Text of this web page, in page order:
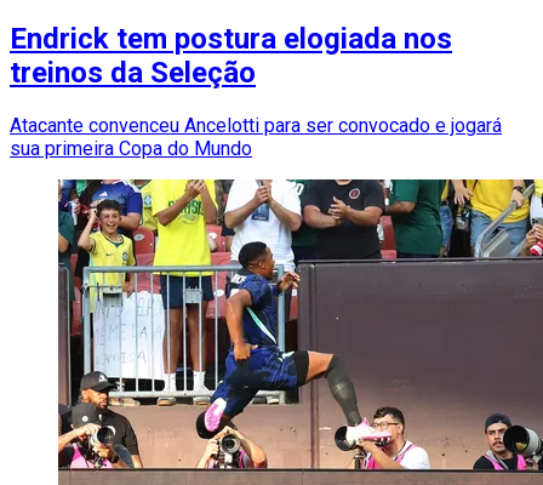
Endrick tem postura elogiada nos
treinos da Seleção
Atacante convenceu Ancelotti para ser convocado e jogará
sua primeira Copa do Mundo